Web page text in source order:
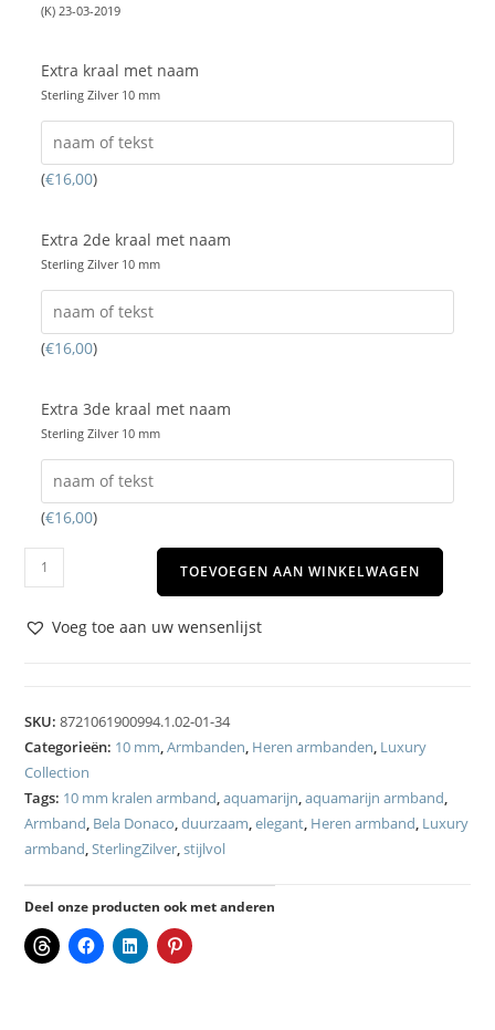
(K) 23-03-2019
Extra kraal met naam
Sterling Zilver 10 mm
(€16,00)
Extra 2de kraal met naam
Sterling Zilver 10 mm
(€16,00)
Extra 3de kraal met naam
Sterling Zilver 10 mm
(€16,00)
TOEVOEGEN AAN WINKELWAGEN
Voeg toe aan uw wensenlijst
SKU:8721061900994.1.02-01-34
Categorieën: 10 mm,Armbanden, Heren armbanden, Luxury
Collection
Tags: 10 mm kralen armband,aquamarijn,aquamarijn armband,
Armband, Bela Donaco,duurzaam,elegant, Heren armband, Luxury
armband,SterlingZilver,stijlvol
Deel onze producten ook met anderen